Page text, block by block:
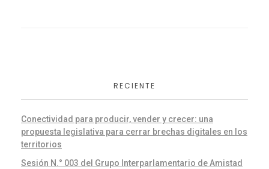
RECIENTE
Conectividad para producir, vender y crecer: una
propuesta legislativa para cerrar brechas digitales en los
territorios
Sesión N.° 003 del Grupo Interparlamentario de Amistad